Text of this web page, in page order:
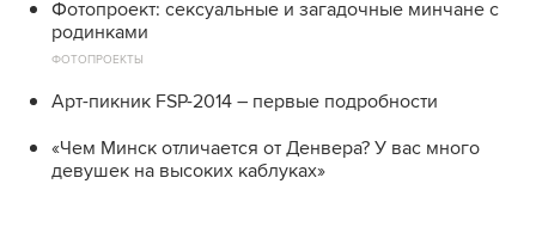
Фотопроект: сексуальные и загадочные минчане с
родинками
ФОТОПРОЕКТЫ
Арт-пикник FSP-2014 – первые подробности
«Чем Минск отличается от Денвера? У вас много
девушек на высоких каблуках»